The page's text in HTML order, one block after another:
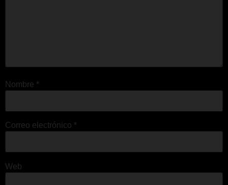
Nombre *
Correo electrónico *
Web